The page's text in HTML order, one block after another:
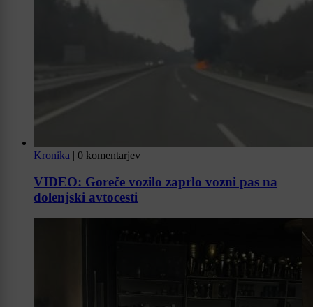
Kronika | 0 komentarjev
VIDEO: Goreče vozilo zaprlo vozni pas na
dolenjski avtocesti